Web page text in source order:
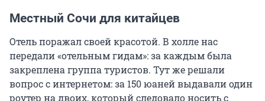
Местный Сочи для китайцев
Отель поражал своей красотой. В холле нас
передали «отельным гидам»: за каждым была
закреплена группа туристов. Тут же решали
вопрос с интернетом: за 150 юанейвыдавали один
роутер на двоих, который следовало носить с